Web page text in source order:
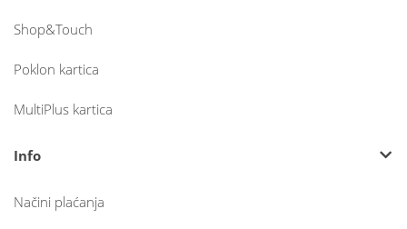
Shop&Touch
Poklon kartica
MultiPlus kartica
Info
Načini plaćanja